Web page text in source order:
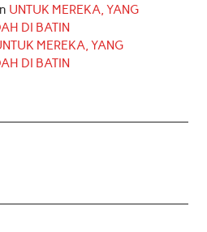
UNTUK MEREKA, YANG
DI BATIN
MEREKA, YANG
DI BATIN